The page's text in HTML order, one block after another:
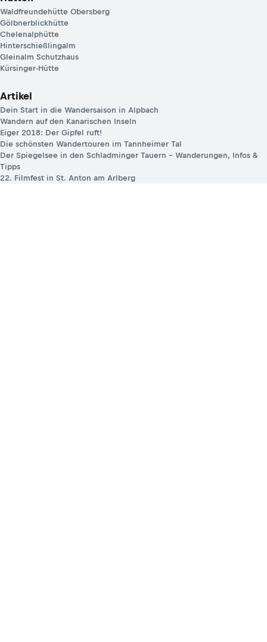
Waldfreundehütte Obersberg
Gölbnerblickhütte
Chelenalphütte
Hinterschießlingalm
Gleinalm Schutzhaus
Kürsinger-Hütte
Artikel
Dein Start in die Wandersaison in Alpbach
Wandern auf den Kanarischen Inseln
Eiger 2018: Der Gipfel ruft!
Die schönsten Wandertouren im Tannheimer Tal
Der Spiegelsee in den Schladminger Tauern – Wanderungen, Infos &
Tipps
22. Filmfest in St. Anton am Arlberg